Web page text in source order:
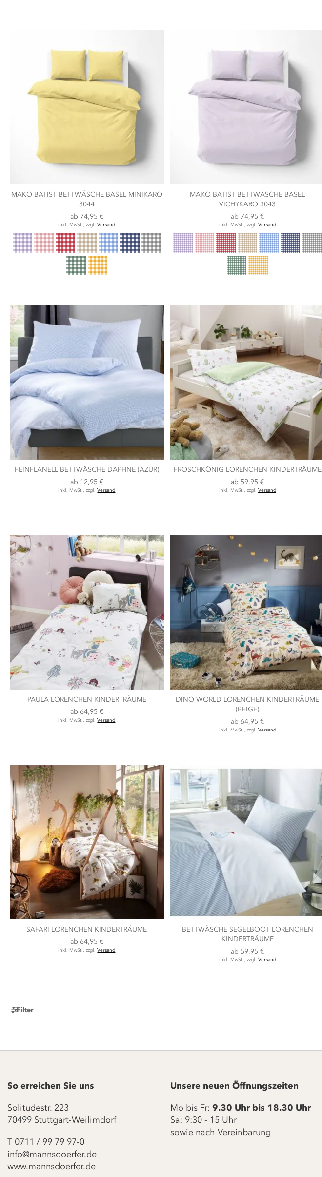
MAKO BATIST BETTWÄSCHE BASEL MINIKARO
3044
ab 74,95 €
inkl. MwSt., zzgl.Versand
MAKO BATIST BETTWÄSCHE BASEL
VICHYKARO 3043
ab 74,95 €
inkl. MwSt., zzgl. Versand
FEINFLANELL BETTWÄSCHE DAPHNE (AZUR)
ab 12,95 €
inkl. MwSt., zzgl.Versand
FROSCHKÖNIG LORENCHEN KINDERTRÄUME
ab 59,95 €
inkl. MwSt., zzgl. Versand
PAULA LORENCHEN KINDERTRÄUME
ab 64,95 €
inkl. MwSt., zzgl.Versand
DINO WORLD LORENCHEN KINDERTRÄUME
(BEIGE)
ab 64,95 €
inkl. MwSt., zzgl. Versand
SAFARI LORENCHEN KINDERTRÄUME
ab 64,95 €
inkl. MwSt., zzgl.Versand
BETTWÄSCHE SEGELBOOT LORENCHEN
KINDERTRÄUME
ab 59,95 €
inkl. MwSt., zzgl. Versand
Filter
So erreichen Sie uns
Solitudestr. 223
70499 Stuttgart-Weilimdorf
T 0711 / 99 79 97-0
info@mannsdoerfer.de
www.mannsdoerfer.de
Unsere neuen Öffnungszeiten
Mo bis Fr: 9.30 Uhr bis 18.30 Uhr
Sa: 9:30 - 15 Uhr
sowie nach Vereinbarung